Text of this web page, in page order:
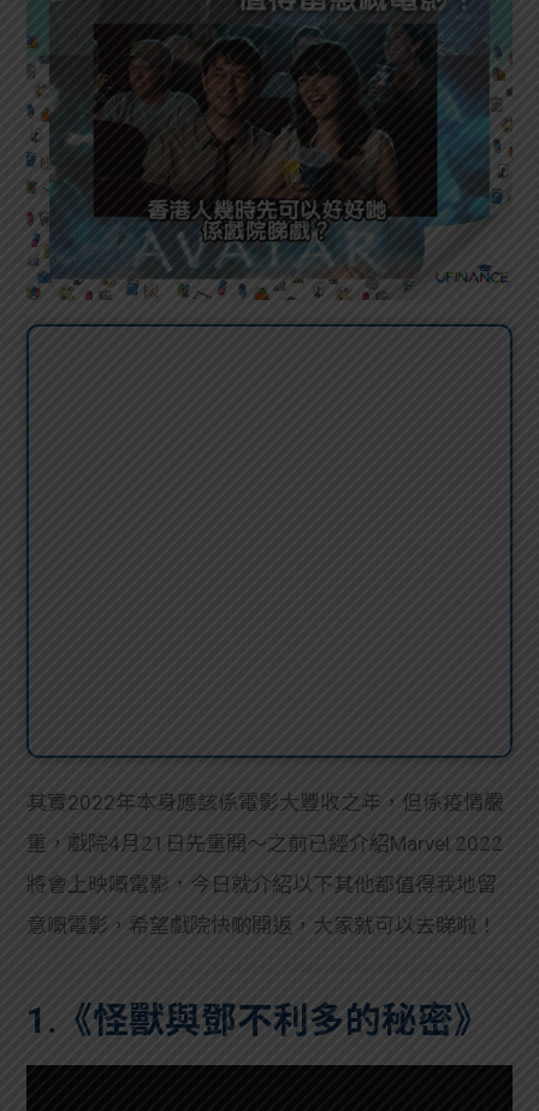
其實2022年本身應該係電影大豐收之年，但係疫情嚴
重，戲院4月21日先重開～之前已經介紹Marvel 2022
將會上映嘅電影，今日就介紹以下其他都值得我地留
意嘅電影，希望戲院快啲開返，大家就可以去睇啦！
1.《怪獸與鄧不利多的秘密》